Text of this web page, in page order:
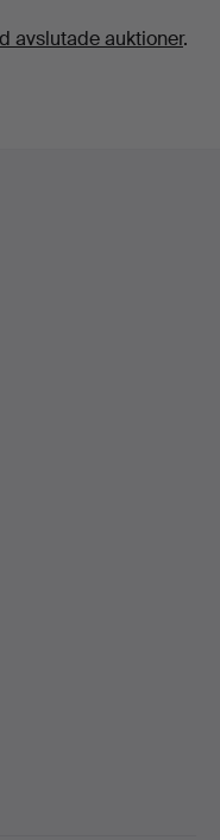
avslutade auktioner.